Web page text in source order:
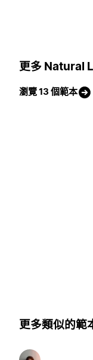
更多 Natural
瀏覽 13 個範本
更多類似的範